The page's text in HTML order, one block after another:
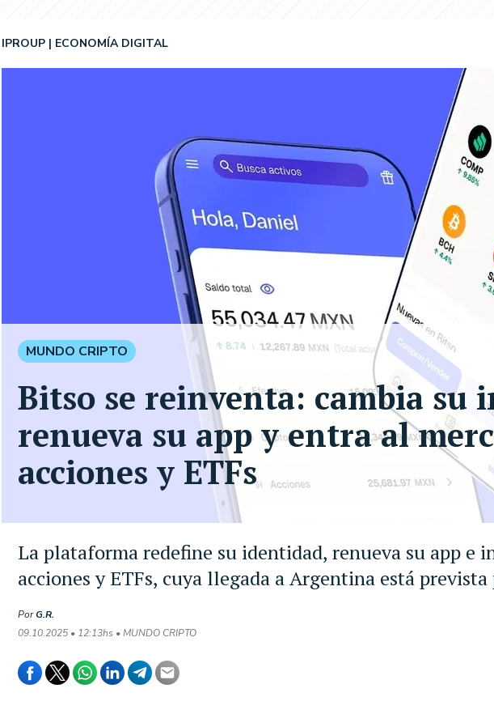
La plataforma redefine su identidad, renueva su app e
acciones y ETFs, cuya llegada a Argentina está prevista
IPROUP ECONOMÍA DIGITAL
PorG.R.
09.10.2025 • 12:13hs • MUNDO CRIPTO
MUNDO CRIPTO
Bitso se reinventa: cambia su
renueva su app y entra al
acciones y ETFs